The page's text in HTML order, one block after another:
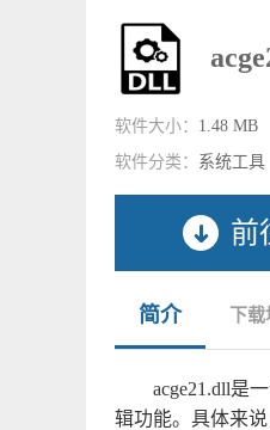
软件大小： 1.48 MB
软件分类： 系统工具
前
简介 下
acge21.dll是
辑功能。具体来